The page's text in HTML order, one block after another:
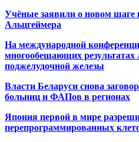
Учёные заявили о новом шаге
Альцгеймера
На международной
многообещающих результатах
поджелудочной железы
Власти Беларуси снова
больниц и ФАПов в регионах
Япония первой в мире
перепрограммированных